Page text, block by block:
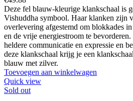
productpagina
Deze fel blauw-kleurige klankschaal is
Vishuddha symbool. Haar klanken zijn
overlevering afgestemd om blokkades
en de vrije energiestroom te
heldere communicatie en expressie en
deze klankschaal krijg je een
blauw met zilver.
Toevoegen aan winkelwagen
Quick view
Sold out